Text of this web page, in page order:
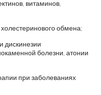
витаминов,
обмена;
дискинезии
болезни, атонии
при заболеваниях